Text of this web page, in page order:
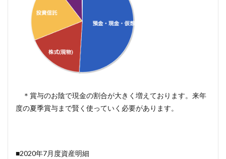
＊賞与のお陰で現金の割合が大きく増えております。来年
度の夏季賞与まで賢く使っていく必要があります。
■2020年7月度資産明細